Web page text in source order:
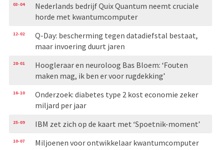
03-04
Nederlands bedrijf Quix Quantum neemt cruciale
horde met kwantumcomputer
12-02
Q-Day: bescherming tegen datadiefstal bestaat,
maar invoering duurt jaren
28-01
Hoogleraar en neuroloog Bas Bloem: ‘Fouten
maken mag, ik ben er voor rugdekking’
16-10
Onderzoek: diabetes type 2 kost economie zeker
miljard per jaar
25-09 IBM zet zich op de kaart met ‘Spoetnik-moment’
10-07
Miljoenen voor ontwikkelaar kwantum­computer